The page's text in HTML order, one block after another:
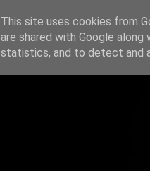
This site uses cookies from
are shared with Google
statistics, and to detect and